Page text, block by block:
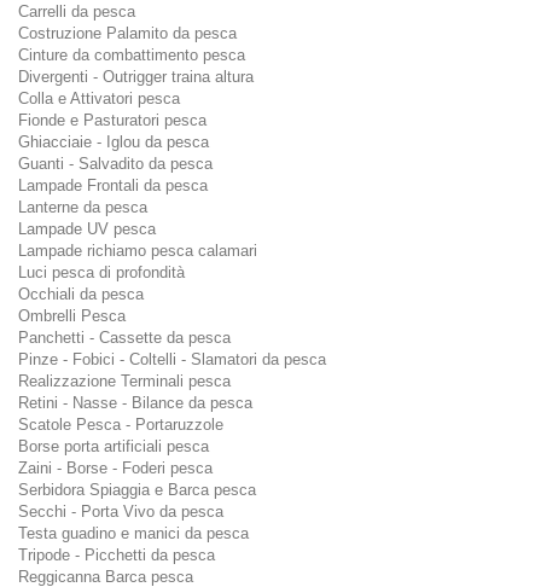
Carrelli da pesca
Costruzione Palamito da pesca
Cinture da combattimento pesca
Divergenti - Outrigger traina altura
Colla e Attivatori pesca
Fionde e Pasturatori pesca
Ghiacciaie - Iglou da pesca
Guanti - Salvadito da pesca
Lampade Frontali da pesca
Lanterne da pesca
Lampade UV pesca
Lampade richiamo pesca calamari
Luci pesca di profondità
Occhiali da pesca
Ombrelli Pesca
Panchetti - Cassette da pesca
Pinze - Fobici - Coltelli - Slamatori da pesca
Realizzazione Terminali pesca
Retini - Nasse - Bilance da pesca
Scatole Pesca - Portaruzzole
Borse porta artificiali pesca
Zaini - Borse - Foderi pesca
Serbidora Spiaggia e Barca pesca
Secchi - Porta Vivo da pesca
Testa guadino e manici da pesca
Tripode - Picchetti da pesca
Reggicanna Barca pesca